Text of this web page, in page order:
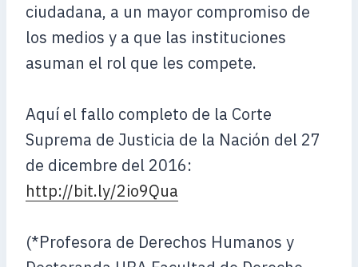
ciudadana, a un mayor compromiso de
los medios y a que las instituciones
asuman el rol que les compete.
Aquí el fallo completo de la Corte
Suprema de Justicia de la Nación del 27
de dicembre del 2016:
http://bit.ly/2io9Qua
(*Profesora de Derechos Humanos y